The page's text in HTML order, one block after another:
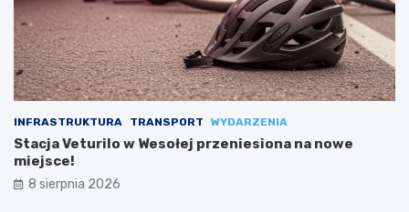
INFRASTRUKTURA TRANSPORT WYDARZENIA
Stacja Veturilo w Wesołej przeniesiona na nowe
miejsce!
8 sierpnia 2026